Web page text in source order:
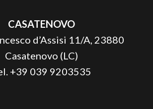
CASATENOVO
d’Assisi 11/A, 23880
Casatenovo (LC)
+39 039 9203535